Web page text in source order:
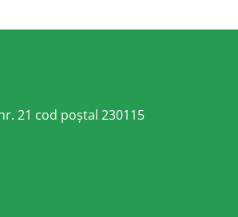
21 cod poștal 230115